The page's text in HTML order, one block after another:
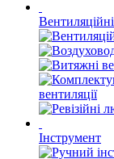
вентиляції
Інструмент